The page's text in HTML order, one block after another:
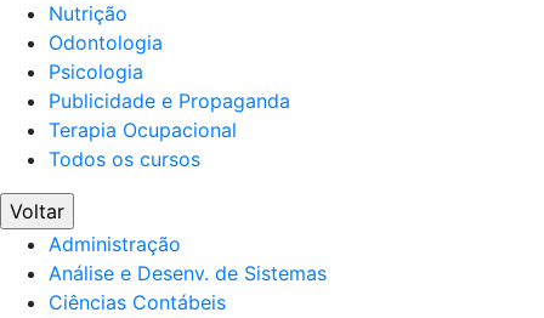
Nutrição
Odontologia
Psicologia
Publicidade e Propaganda
Terapia Ocupacional
Todos os cursos
Voltar
Administração
Análise e Desenv. de Sistemas
Ciências Contábeis